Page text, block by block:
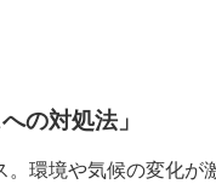
の対処法」
環境や気候の変化が